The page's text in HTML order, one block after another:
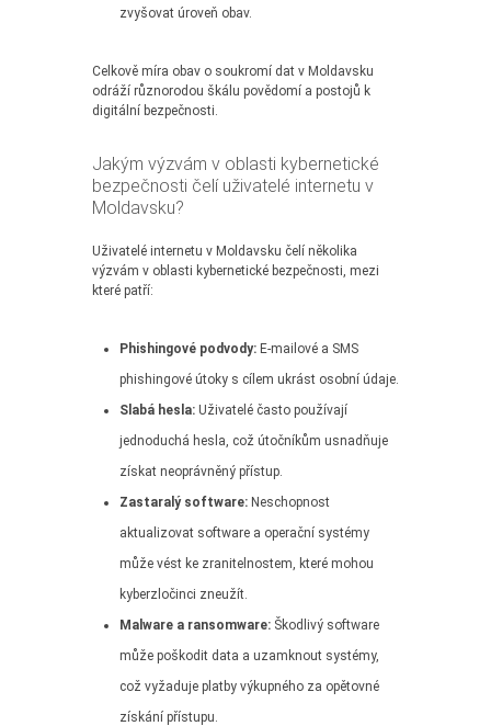
zvyšovat úroveň obav.
Celkově míra obav o soukromí dat v Moldavsku
odráží různorodou škálu povědomí a postojů k
digitální bezpečnosti.
Jakým výzvám v oblasti kybernetické
bezpečnosti čelí uživatelé internetu v
Moldavsku?
Uživatelé internetu v Moldavsku čelí několika
výzvám v oblasti kybernetické bezpečnosti, mezi
které patří:
Phishingové podvody: E-mailové a SMS
phishingové útoky s cílem ukrást osobní údaje.
Slabá hesla: Uživatelé často používají
jednoduchá hesla, což útočníkům usnadňuje
získat neoprávněný přístup.
Zastaralý software: Neschopnost
aktualizovat software a operační systémy
může vést ke zranitelnostem, které mohou
kyberzločinci zneužít.
Malware a ransomware: Škodlivý software
může poškodit data a uzamknout systémy,
což vyžaduje platby výkupného za opětovné
získání přístupu.